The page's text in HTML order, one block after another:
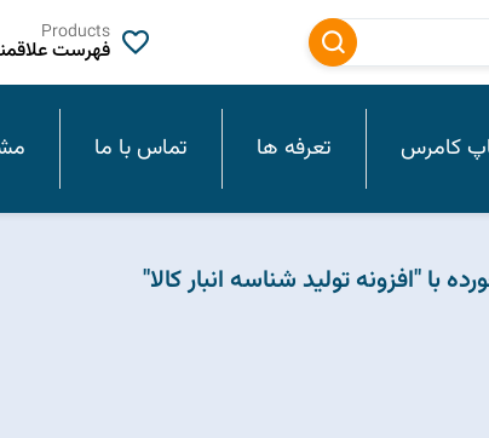
Products
فهرست
کامرس تعرفه ها تماس با ما
"افزونه تولید شناسه انبار کالا"